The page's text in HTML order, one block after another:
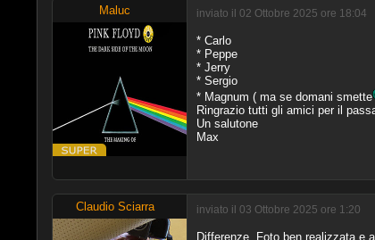
Maluc inviato il 02 Ottobre 2025 ore 18:04
* Carlo
* Peppe
* Jerry
* Sergio
* Magnum ( ma se domani smette
Ringrazio tutti gli amici per il
Un salutone
Max
Claudio Sciarra inviato il 03 Ottobre 2025 ore 1:20
Differenze. Foto ben realizzata e